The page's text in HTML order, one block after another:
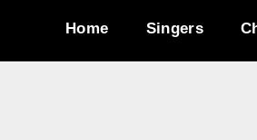
Home Singers